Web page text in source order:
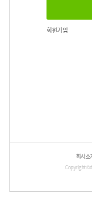
회원가입
회사소